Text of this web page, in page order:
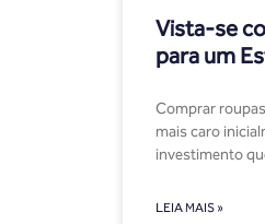
Vista-se
para um
Comprar
mais caro
investimento
LEIA MAIS »